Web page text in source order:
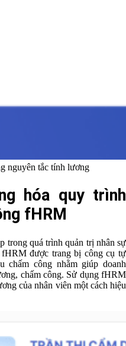
nguyên tắc tính lương
hóa quy trình
fHRM
trong quá trình quản trị nhân sự
được trang bị công cụ tự
chấm công nhằm giúp doanh
chấm công. Sử dụng fHRM
của nhân viên một cách hiệu